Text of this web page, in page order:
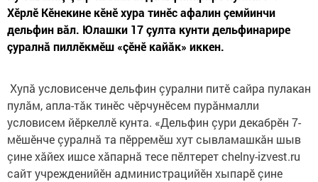
Хӗрлӗ Кӗнекине кӗнӗ хура тинӗс афалин çемйинчи
дельфин вăл. Юлашки 17 çулта кунти дельфинарире
çуралнă пиллӗкмӗш «çӗнӗ кайăк» иккен.
Хупă условисенче дельфин çурални питӗ сайра пулакан
пулăм, апла-тăк тинӗс чӗрчунӗсем пурăнмалли
условисем йӗркеллӗ кунта. «Дельфин çури декабрӗн 7-
мӗшӗнче çуралнă та пӗрремӗш хут сывламашкăн шыв
çине хăйех ишсе хăпарнă тесе пӗлтерет chelny-izvest.ru
сайт учрежденийӗн администрацийӗн хыпарӗ çине